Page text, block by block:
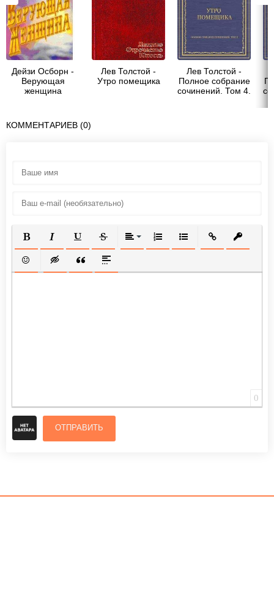
Дейзи Осборн -
Верующая
женщина
Лев Толстой -
Утро помещика
Лев Толстой -
Полное собрание
сочинений. Том 4.
КОММЕНТАРИЕВ (0)
ПОЛУЖИРНЫЙ
КУРСИВПОДЧЕРКНУТЫЙ
ЗАЧЕРКНУТЫЙВЫРАВНИВАНИЕ
НУМЕРОВАННЫЙ СПИСОК
МАРКИРОВАННЫЙ
ВСТАВИТЬ
ВСТАВИТЬ СМАЙЛИК
ВСТАВКА СКРЫТОГО ТЕКСТА
ВСТАВКА ЦИТАТЫ
ВСТАВКА СПОЙЛЕРА
0
ОТПРАВИТЬ